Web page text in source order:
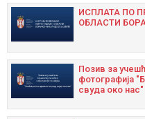
ИСПЛАТА ПО
ОБЛАСТИ
Позив за
фотографија
свуда око нас"